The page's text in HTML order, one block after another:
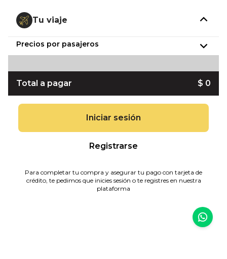
Tu viaje
Precios por pasajeros
Total a pagar $ 0
Iniciar sesión
Registrarse
Para completar tu compra y asegurar tu pago con tarjeta de
crédito, te pedimos que inicies sesión o te registres en nuestra
plataforma